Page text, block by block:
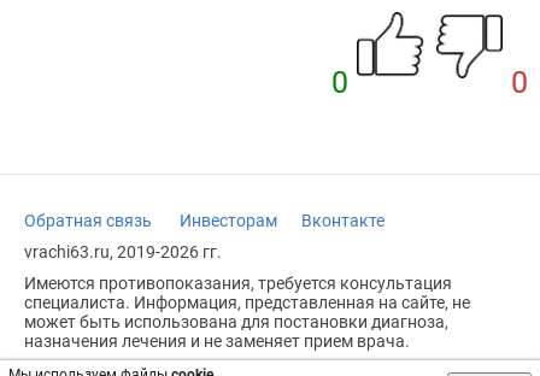
0 0
Обратная связь Инвесторам
Вконтакте
vrachi63.ru, 2019-2026 гг.
Имеются противопоказания, требуется консультация
специалиста. Информация, представленная на сайте, не
может быть использована для постановки диагноза,
назначения лечения и не заменяет прием врача.